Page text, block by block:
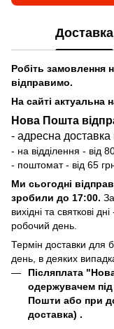
Доставка
Робіть замовлення
відправимо.
На сайті актуальна
Нова Пошта
- адресна доставка
- на відділення - від
- поштомат - від 65
Ми сьогодні
зробили до 17:00.
вихідні та святкові
робочий день.
Термін доставки для
день, в деяких
Післяплата
одержувачем під
Пошти або при
доставка) .